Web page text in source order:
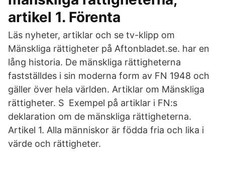
artikel 1. Förenta
Läs nyheter, artiklar och se tv-klipp om
Mänskliga rättigheter på Aftonbladet.se. har en
lång historia. De mänskliga rättigheterna
fastställdes i sin moderna form av FN 1948 och
gäller över hela världen. Artiklar om Mänskliga
rättigheter. S Exempel på artiklar i FN:s
deklaration om de mänskliga rättigheterna.
Artikel 1. Alla människor är födda fria och lika i
värde och rättigheter.